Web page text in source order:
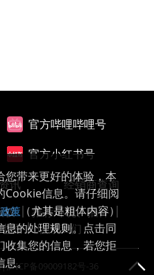
官方哔哩哔哩号
官方小红书号
讯
经销商查询
权
推荐环境、插件
图 联系我们
沪ICP备09009182号-36
您带来更好的体验，本
Cookie信息。请仔细阅
策（尤其是粗体内容）
息的处理规则。点击同
收集您的信息，若您拒
息。